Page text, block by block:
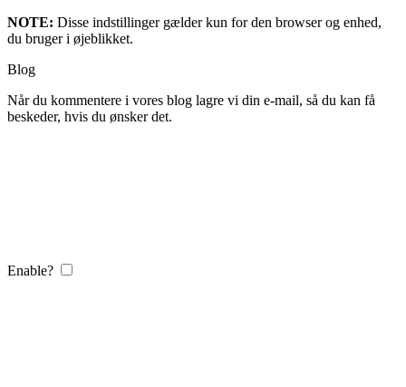
NOTE: Disse indstillinger gælder kun for den browser og enhed,
du bruger i øjeblikket.
Blog
Når du kommentere i vores blog lagre vi din e-mail, så du kan få
beskeder, hvis du ønsker det.
Enable?